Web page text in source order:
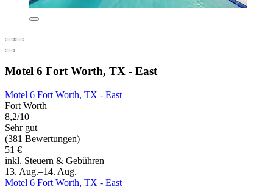
Motel 6 Fort Worth, TX - East
Motel 6 Fort Worth, TX - East
Fort Worth
8,2/10
Sehr gut
(381 Bewertungen)
51 €
inkl. Steuern & Gebühren
13. Aug.–14. Aug.
Motel 6 Fort Worth, TX - East